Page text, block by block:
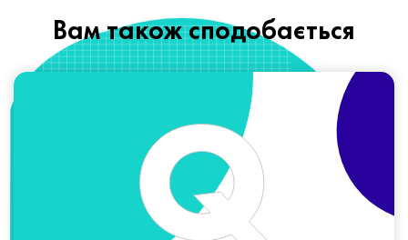
Вам також сподобається